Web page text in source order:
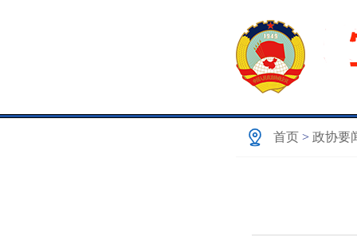
首页 > 政协要